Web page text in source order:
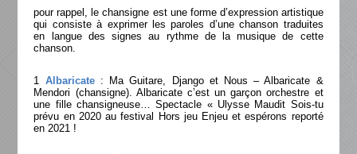
pour rappel, le chansigne est une forme d’expression artistique
qui consiste à exprimer les paroles d’une chanson traduites
en langue des signes au rythme de la musique de cette
chanson.
1 Albaricate: Ma Guitare, Django et Nous – Albaricate &
Mendori (chansigne). Albaricate c’est un garçon orchestre et
une fille chansigneuse… Spectacle « Ulysse Maudit Sois-tu
prévu en 2020 au festival Hors jeu Enjeu et espérons reporté
en 2021 !